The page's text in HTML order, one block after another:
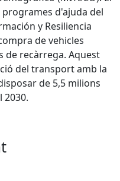
programes d'ajuda del
y Resiliencia
de vehicles
de recàrrega. Aquest
del transport amb la
de 5,5 milions
2030.